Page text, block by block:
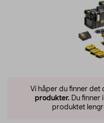
Vi håper du finner det
produkter. Du finner
produktet